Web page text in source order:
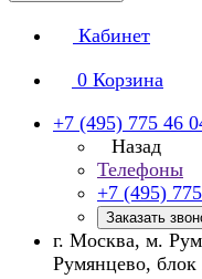
Кабинет
0 Корзина
+7 (495) 775 46
Назад
Телефоны
+7 (495)
Заказать
г. Москва, м.
Румянцево,